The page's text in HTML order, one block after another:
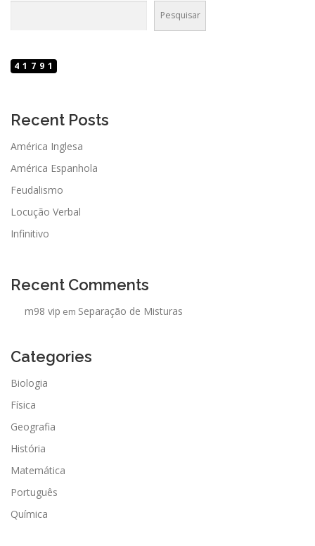
Pesquisar
41791
Recent Posts
América Inglesa
América Espanhola
Feudalismo
Locução Verbal
Infinitivo
Recent Comments
m98 vip em Separação de Misturas
Categories
Biologia
Física
Geografia
História
Matemática
Português
Química